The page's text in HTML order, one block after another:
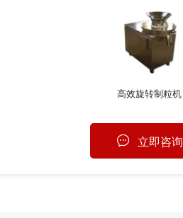
高效旋转制粒机
立即咨询